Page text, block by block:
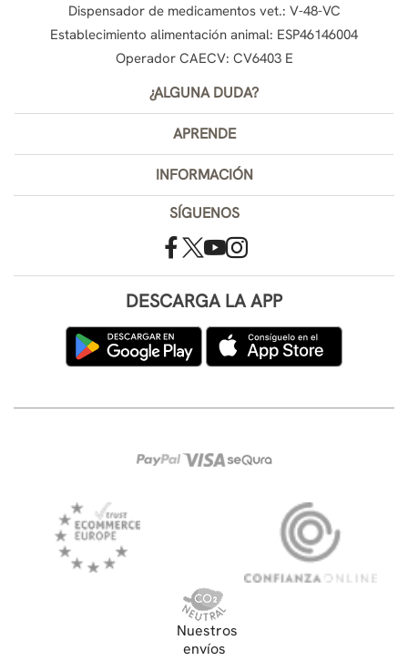
Dispensador de medicamentos vet.: V-48-VC
Establecimiento alimentación animal: ESP46146004
Operador CAECV: CV6403 E
¿ALGUNA DUDA?
APRENDE
INFORMACIÓN
SÍGUENOS
DESCARGA LA APP
Nuestros
envíos